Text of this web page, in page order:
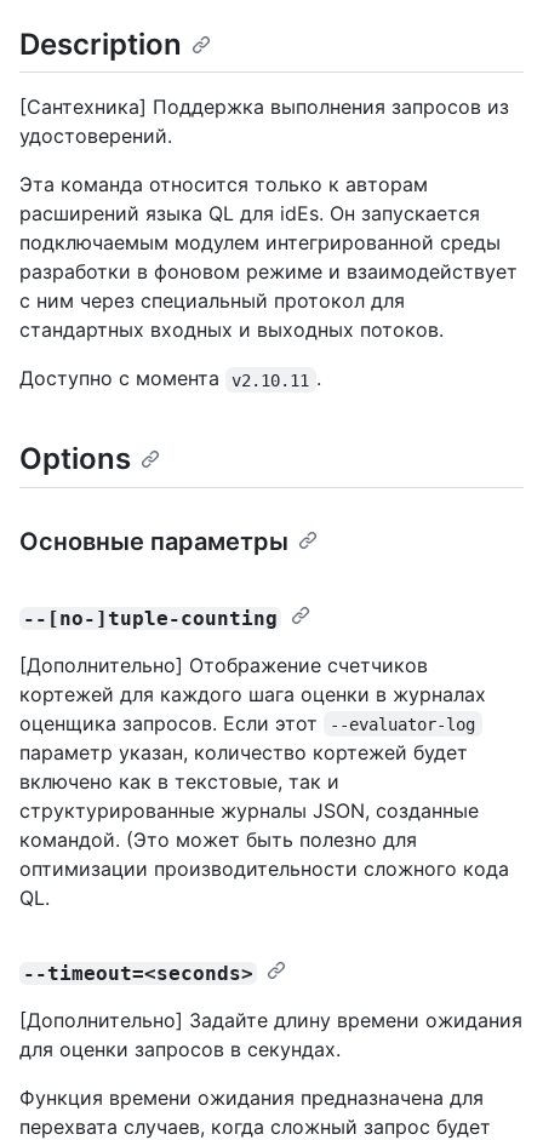
Description
[Сантехника] Поддержка выполнения запросов из
удостоверений.
Эта команда относится только к авторам
расширений языка QL для idEs. Он запускается
подключаемым модулем интегрированной среды
разработки в фоновом режиме и взаимодействует
с ним через специальный протокол для
стандартных входных и выходных потоков.
Доступно с момента
v2.10.11 .
Options
Основные параметры
--[no-]tuple-counting
[Дополнительно] Отображение счетчиков
кортежей для каждого шага оценки в журналах
оценщика запросов. Если этот
--evaluator-log
параметр указан, количество кортежей будет
включено как в текстовые, так и
структурированные журналы JSON, созданные
командой. (Это может быть полезно для
оптимизации производительности сложного кода
QL.
--timeout=<seconds>
[Дополнительно] Задайте длину времени ожидания
для оценки запросов в секундах.
Функция времени ожидания предназначена для
перехвата случаев, когда сложный запрос будет